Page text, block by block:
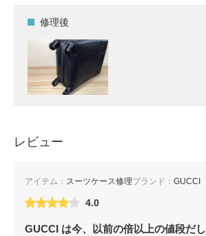
修理後
レビュー
アイテム： スーツケース修理ブランド： GUCCI
4.0
GUCCI は今、以前の倍以上の値段だし